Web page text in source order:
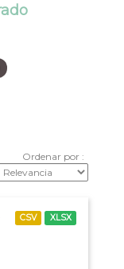
Ordenar por
CSV XLSX